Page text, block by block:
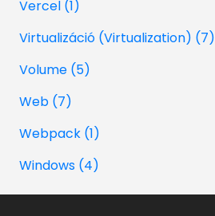
Vercel (1)
Virtualizáció (Virtualization) (7)
Volume (5)
Web (7)
Webpack (1)
Windows (4)